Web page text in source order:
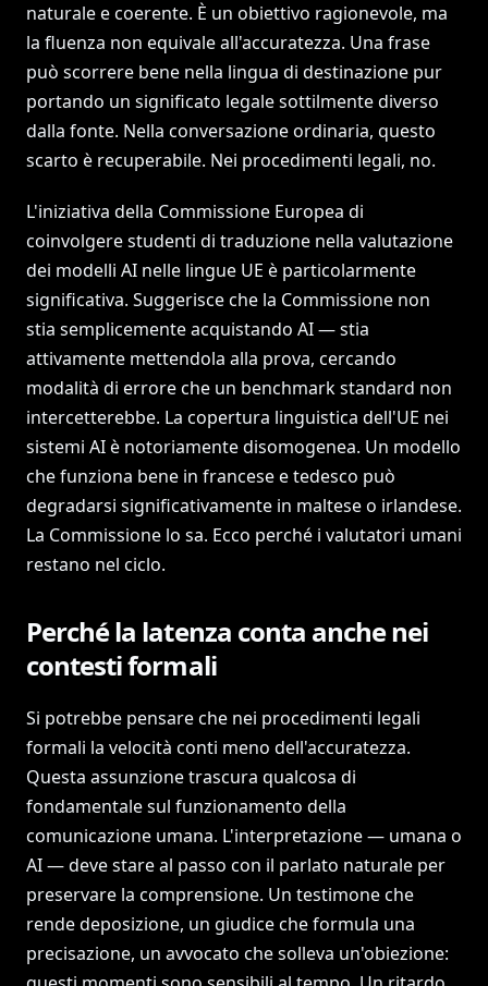
naturale e coerente. È un obiettivo ragionevole, ma
la fluenza non equivale all'accuratezza. Una frase
può scorrere bene nella lingua di destinazione pur
portando un significato legale sottilmente diverso
dalla fonte. Nella conversazione ordinaria, questo
scarto è recuperabile. Nei procedimenti legali, no.
L'iniziativa della Commissione Europea di
coinvolgere studenti di traduzione nella valutazione
dei modelli AI nelle lingue UE è particolarmente
significativa. Suggerisce che la Commissione non
stia semplicemente acquistando AI — stia
attivamente mettendola alla prova, cercando
modalità di errore che un benchmark standard non
intercetterebbe. La copertura linguistica dell'UE nei
sistemi AI è notoriamente disomogenea. Un modello
che funziona bene in francese e tedesco può
degradarsi significativamente in maltese o irlandese.
La Commissione lo sa. Ecco perché i valutatori umani
restano nel ciclo.
Perché la latenza conta anche nei
contesti formali
Si potrebbe pensare che nei procedimenti legali
formali la velocità conti meno dell'accuratezza.
Questa assunzione trascura qualcosa di
fondamentale sul funzionamento della
comunicazione umana. L'interpretazione — umana o
AI — deve stare al passo con il parlato naturale per
preservare la comprensione. Un testimone che
rende deposizione, un giudice che formula una
precisazione, un avvocato che solleva un'obiezione: